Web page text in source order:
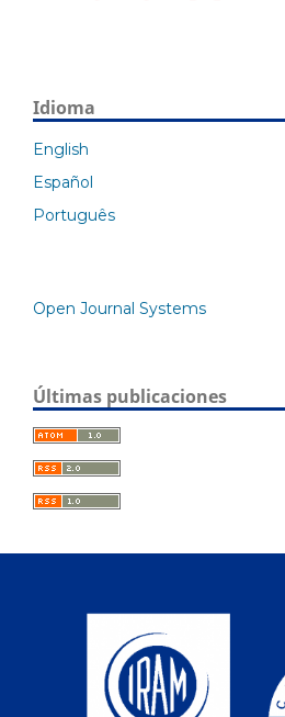
Idioma
English
Español
Português
Open Journal Systems
Últimas publicaciones